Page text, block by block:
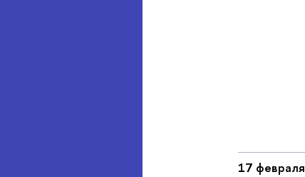
17 февраля